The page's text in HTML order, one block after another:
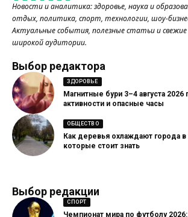
Новости и аналитика: здоровье, наука и
отдых, политика, спорт, технологии, шоу-
Актуальные события, полезные статьи и свежие
широкой аудитории.
Выбор редактора
ЗДОРОВЬЕ
Магнитные бури 3–4 августа 2026
активности и опасные часы
ОБЩЕСТВО
Как деревья охлаждают города
которые стоит знать
Выбор редакции
СПОРТ
Чемпионат мира по футболу 2026: